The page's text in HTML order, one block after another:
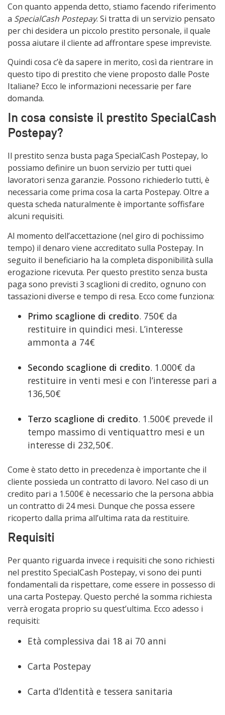
Con quanto appenda detto, stiamo facendo riferimento
a SpecialCash Postepay. Si tratta di un servizio pensato
per chi desidera un piccolo prestito personale, il quale
possa aiutare il cliente ad affrontare spese impreviste.
Quindi cosa c’è da sapere in merito, così da rientrare in
questo tipo di prestito che viene proposto dalle Poste
Italiane? Ecco le informazioni necessarie per fare
domanda.
In cosa consiste il prestito SpecialCash
Postepay?
Il prestito senza busta paga SpecialCash Postepay, lo
possiamo definire un buon servizio per tutti quei
lavoratori senza garanzie. Possono richiederlo tutti, è
necessaria come prima cosa la carta Postepay. Oltre a
questa scheda naturalmente è importante soffisfare
alcuni requisiti.
Al momento dell’accettazione (nel giro di pochissimo
tempo) il denaro viene accreditato sulla Postepay. In
seguito il beneficiario ha la completa disponibilità sulla
erogazione ricevuta. Per questo prestito senza busta
paga sono previsti 3 scaglioni di credito, ognuno con
tassazioni diverse e tempo di resa. Ecco come funziona:
Primo scaglione di credito. 750€ da
restituire in quindici mesi. L’interesse
ammonta a 74€
Secondo scaglione di credito. 1.000€ da
restituire in venti mesi e con l’interesse pari a
136,50€
Terzo scaglione di credito. 1.500€ prevede il
tempo massimo di ventiquattro mesi e un
interesse di 232,50€.
Come è stato detto in precedenza è importante che il
cliente possieda un contratto di lavoro. Nel caso di un
credito pari a 1.500€ è necessario che la persona abbia
un contratto di 24 mesi. Dunque che possa essere
ricoperto dalla prima all’ultima rata da restituire.
Requisiti
Per quanto riguarda invece i requisiti che sono richiesti
nel prestito SpecialCash Postepay, vi sono dei punti
fondamentali da rispettare, come essere in possesso di
una carta Postepay. Questo perché la somma richiesta
verrà erogata proprio su quest’ultima. Ecco adesso i
requisiti:
Età complessiva dai 18 ai 70 anni
Carta Postepay
Carta d’Identità e tessera sanitaria